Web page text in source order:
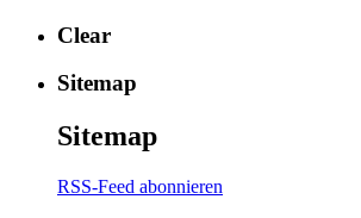
Clear
Sitemap
Sitemap
RSS-Feed abonnieren